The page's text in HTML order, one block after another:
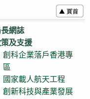
網誌
及支援
創科企業落戶香港專
區
國家載人航天工程
創新科技與產業發展